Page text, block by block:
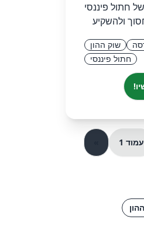
חתול פיננסי
ולהשקיע
שוק ההון
חתול פיננסי
עמוד 1